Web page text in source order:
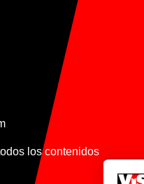
los contenidos